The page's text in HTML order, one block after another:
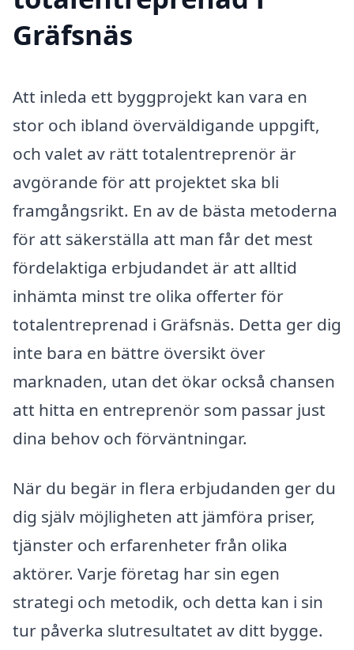
Gräfsnäs
Att inleda ett byggprojekt kan vara en
stor och ibland överväldigande uppgift,
och valet av rätt totalentreprenör är
avgörande för att projektet ska bli
framgångsrikt. En av de bästa metoderna
för att säkerställa att man får det mest
fördelaktiga erbjudandet är att alltid
inhämta minst tre olika offerter för
totalentreprenad i Gräfsnäs. Detta ger dig
inte bara en bättre översikt över
marknaden, utan det ökar också chansen
att hitta en entreprenör som passar just
dina behov och förväntningar.
När du begär in flera erbjudanden ger du
dig själv möjligheten att jämföra priser,
tjänster och erfarenheter från olika
aktörer. Varje företag har sin egen
strategi och metodik, och detta kan i sin
tur påverka slutresultatet av ditt bygge.